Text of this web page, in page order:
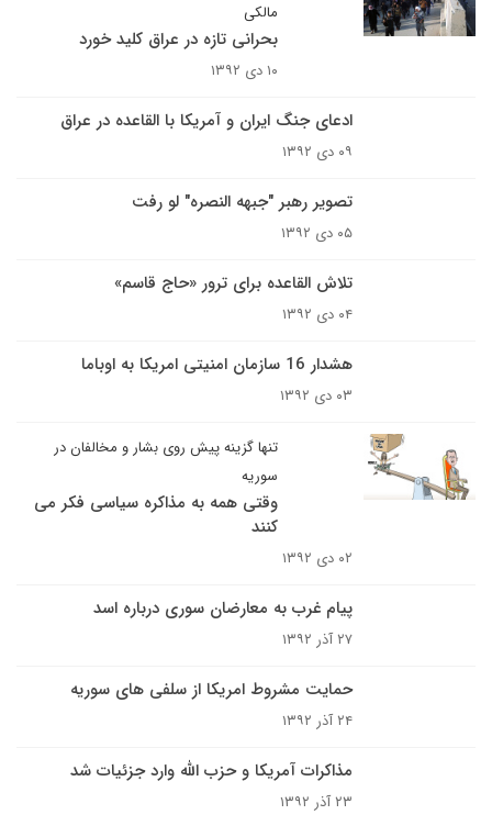
مالکی
بحرانی تازه در عراق کلید خورد
۱۰ دی ۱۳۹۲
ادعای جنگ ایران و آمریکا با القاعده در عراق
۰۹ دی ۱۳۹۲
تصویر رهبر "جبهه النصره" لو رفت
۰۵ دی ۱۳۹۲
تلاش القاعده برای ترور «حاج قاسم»
۰۴ دی ۱۳۹۲
هشدار 16 سازمان امنیتی امریکا به اوباما
۰۳ دی ۱۳۹۲
تنها گزینه پیش روی بشار و مخالفان در
سوریه
وقتی همه به مذاکره سیاسی فکر می
کنند
۰۲ دی ۱۳۹۲
پیام غرب به معارضان سوری درباره اسد
۲۷ آذر ۱۳۹۲
حمایت مشروط امریکا از سلفی های سوریه
۲۴ آذر ۱۳۹۲
مذاکرات آمریکا و حزب الله وارد جزئیات شد
۲۳ آذر ۱۳۹۲